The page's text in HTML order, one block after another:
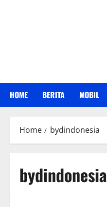
HOME BERITA MOBIL
Home bydindonesia
bydindonesia